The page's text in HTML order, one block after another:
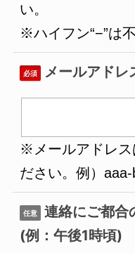
い。
※ハイフン“−”は不
必須 メールアドレ
※メールアドレス
ださい。例）
任意
連絡にご都合
(例：午後1時頃)